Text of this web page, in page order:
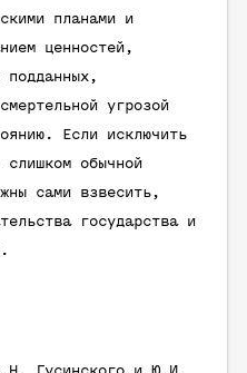
планами и
ценностей,
подданных,
угрозой
Если исключить
обычной
сами взвесить,
государства и